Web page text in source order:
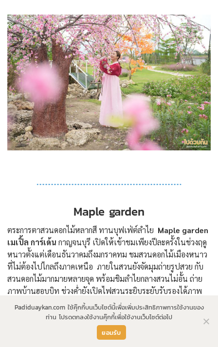
Maple garden
ตระการตาสวนดอกไม้หลากสี ทานบุฟเฟ่ต์ลำไย Maple garden
เมเปิ้ล การ์เด้น กาญจนบุรี เปิดให้เข้าชมเพียงปีละครั้งในช่วงฤดู
หนาวตั้งแต่เดือนธันวาคมถึงมกราคทม ชมสวนดอกไม้เมืองหนาว
ที่ไม่ต้องไปไกลถึงภาคเหนือ ภายในสวนยังจัดมุมถ่ายรูปสวย กับ
สวนดอกไม้มากมายหลายจุด พร้อมชิมลำไยกลางสวนไม่อั้น ถ่าย
ภาพบ้านฮอบบิท ช่วงค่ำยังเปิดไฟสวนระยิบระยับรับรองได้ภาพ
แบบปัง
Padiduaykan.com ใช้คุ๊กกี้บนเว็บไซต์นี้เพื่อเพิ่มประสิทธิภาพการใช้งานของ
ท่าน โปรดตกลงใช้งานคุ๊กกี้เพื่อใช้งานเว็บไซต์ต่อไป
ยอมรับ